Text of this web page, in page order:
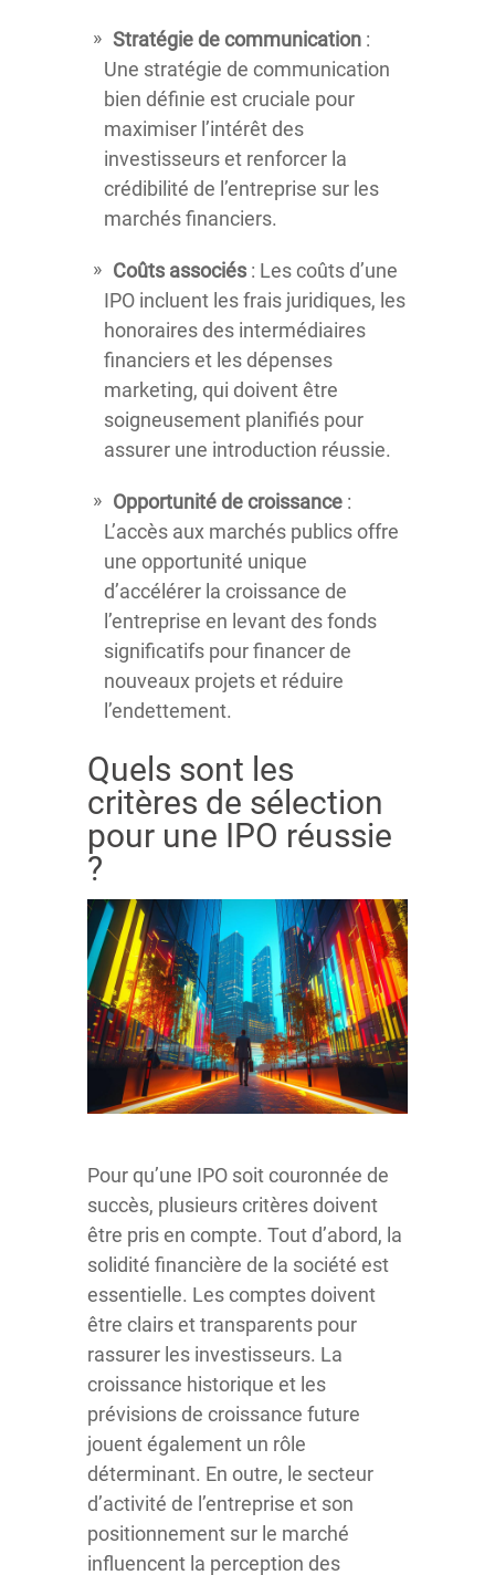
Stratégie de communication :
Une stratégie de communication
bien définie est cruciale pour
maximiser l’intérêt des
investisseurs et renforcer la
crédibilité de l’entreprise sur les
marchés financiers.
Coûts associés : Les coûts d’une
IPO incluent les frais juridiques, les
honoraires des intermédiaires
financiers et les dépenses
marketing, qui doivent être
soigneusement planifiés pour
assurer une introduction réussie.
Opportunité de croissance :
L’accès aux marchés publics offre
une opportunité unique
d’accélérer la croissance de
l’entreprise en levant des fonds
significatifs pour financer de
nouveaux projets et réduire
l’endettement.
Quels sont les
critères de sélection
pour une IPO réussie
?
Pour qu’une IPO soit couronnée de
succès, plusieurs critères doivent
être pris en compte. Tout d’abord, la
solidité financière de la société est
essentielle. Les comptes doivent
être clairs et transparents pour
rassurer les investisseurs. La
croissance historique et les
prévisions de croissance future
jouent également un rôle
déterminant. En outre, le secteur
d’activité de l’entreprise et son
positionnement sur le marché
influencent la perception des